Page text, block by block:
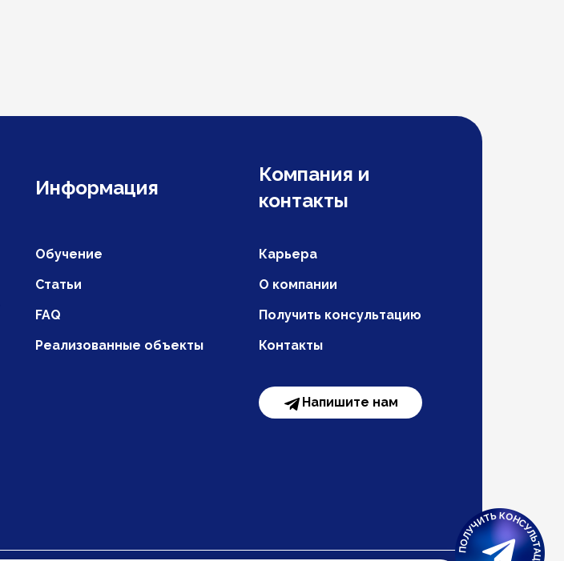
Информация
Компания и
контакты
Обучение
Статьи
FAQ
Реализованные объекты
Карьера
О компании
Получить консультацию
Контакты
Напишите нам